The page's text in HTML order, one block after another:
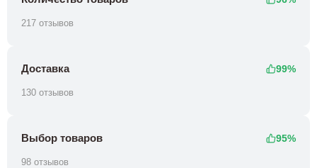
217 отзывов
Доставка 99%
130 отзывов
Выбор товаров 95%
98 отзывов